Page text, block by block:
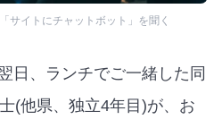
サイトにチャットボット」を聞く
日、ランチでご一緒した同
(他県、独立4年目)が、お